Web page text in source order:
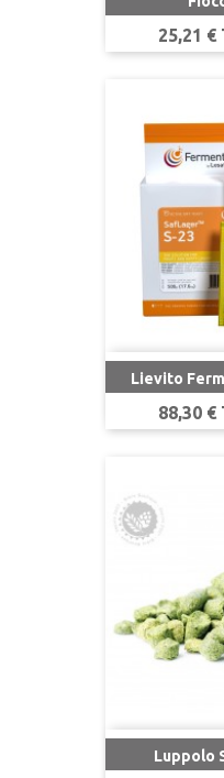
Prezzo
25,21 €
Lievito
Prezzo
88,30 €
Luppolo